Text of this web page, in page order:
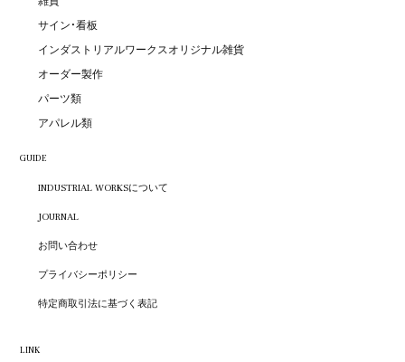
サイン・看板
インダストリアルワークスオリジナル雑貨
オーダー製作
パーツ類
アパレル類
GUIDE
INDUSTRIAL WORKSについて
JOURNAL
お問い合わせ
プライバシーポリシー
特定商取引法に基づく表記
LINK